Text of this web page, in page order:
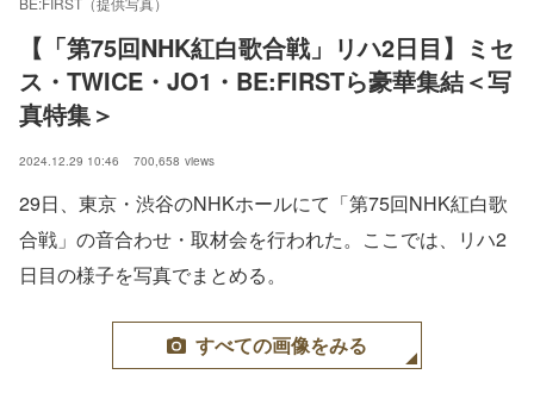
【「第75回NHK紅白歌合戦」リハ2日目】ミセ
ス・TWICE・JO1・BE:FIRSTら豪華集結＜写
真特集＞
2024.12.29 10:46 700,658 views
29日、東京・渋谷のNHKホールにて「第75回NHK紅白歌
合戦」の音合わせ・取材会を行われた。ここでは、リハ2
日目の様子を写真でまとめる。
すべての画像をみる